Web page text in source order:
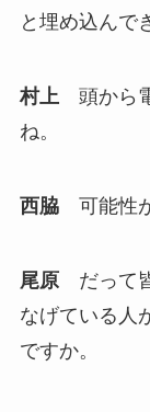
と埋め込んで
村上頭から電
ね。
西脇可能性が
尾原だって皆
なげている人
ですか。